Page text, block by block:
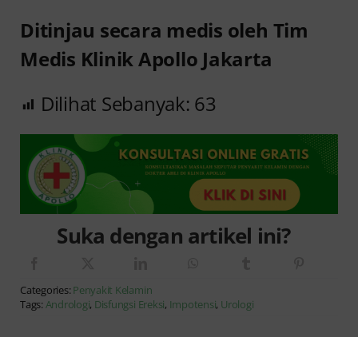
Ditinjau secara medis oleh Tim
Medis Klinik Apollo Jakarta
Dilihat Sebanyak: 63
Suka dengan artikel ini?
Categories: Penyakit Kelamin
Tags: Andrologi, Disfungsi Ereksi, Impotensi, Urologi